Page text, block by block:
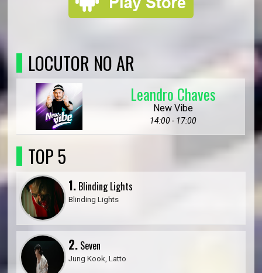
LOCUTOR NO AR
Leandro Chaves
New Vibe
14:00 - 17:00
TOP 5
1. Blinding Lights
Blinding Lights
2. Seven
Jung Kook, Latto